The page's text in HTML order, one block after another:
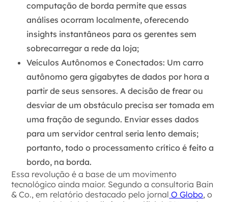
computação de borda permite que essas
análises ocorram localmente, oferecendo
insights instantâneos para os gerentes sem
sobrecarregar a rede da loja;
Veículos Autônomos e Conectados: Um carro
autônomo gera gigabytes de dados por hora a
partir de seus sensores. A decisão de frear ou
desviar de um obstáculo precisa ser tomada em
uma fração de segundo. Enviar esses dados
para um servidor central seria lento demais;
portanto, todo o processamento crítico é feito a
bordo, na borda.
Essa revolução é a base de um movimento
tecnológico ainda maior. Segundo a consultoria Bain
& Co., em relatório destacado pelo jornal O Globo, o